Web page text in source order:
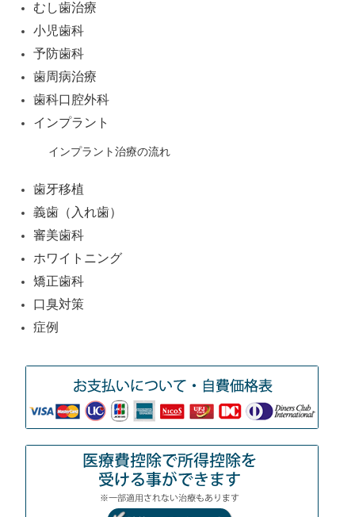
シ
ョ
ン
むし歯治療
小児歯科
予防歯科
歯周病治療
歯科口腔外科
インプラント
インプラント治療の流れ
歯牙移植
義歯（入れ歯）
審美歯科
ホワイトニング
矯正歯科
口臭対策
症例